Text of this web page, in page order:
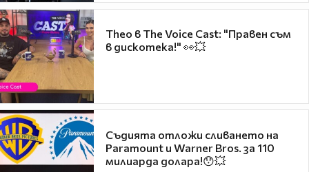
Theo в The Voice Cast: "Правен съм
в дискотека!" 👀💥
Съдията отложи сливането на
Paramount и Warner Bros. за 110
милиарда долара!😯💥